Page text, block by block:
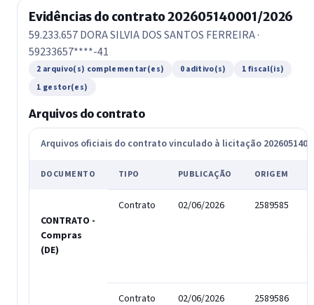
Evidências do contrato 202605140001/2026
59.233.657 DORA SILVIA DOS SANTOS FERREIRA ·
59233657****-41
2 arquivo(s) complementar(es) 0 aditivo(s)
1 fiscal(is)
1 gestor(es)
Arquivos do contrato
Arquivos oficiais do contrato vinculado à licitação
DOCUMENTO TIPO PUBLICAÇÃO ORIGEM
CONTRATO -
Compras
(DE)
Contrato 02/06/2026 2589585
Contrato 02/06/2026 2589586